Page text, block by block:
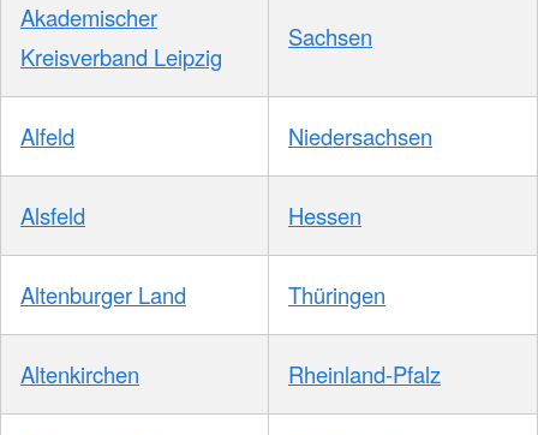
Akademischer
Kreisverband Leipzig
Sachsen
Alfeld Niedersachsen
Alsfeld Hessen
Altenburger Land Thüringen
Altenkirchen Rheinland-Pfalz